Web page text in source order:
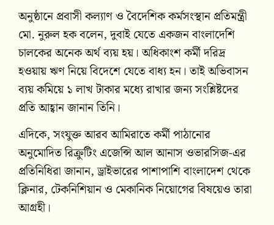
অনুষ্ঠানে প্রবাসী কল্যাণ ও বৈদেশিক কর্মসংস্থান প্রতিমন্ত্রী
মো. নুরুল হক বলেন, দুবাই যেতে একজন বাংলাদেশি
চালকের অনেক অর্থ ব্যয় হয়। অধিকাংশ কর্মী দরিদ্র
হওয়ায় ঋণ নিয়ে বিদেশে যেতে বাধ্য হন। তাই অভিবাসন
ব্যয় কমিয়ে ১ লাখ টাকার মধ্যে রাখার জন্য সংশ্লিষ্টদের
প্রতি আহ্বান জানান তিনি।
এদিকে, সংযুক্ত আরব আমিরাতে কর্মী পাঠানোর
অনুমোদিত রিক্রুটিং এজেন্সি আল আনাস ওভারসিজ-এর
প্রতিনিধিরা জানান, ড্রাইভারের পাশাপাশি বাংলাদেশ থেকে
ক্লিনার, টেকনিশিয়ান ও মেকানিক নিয়োগের বিষয়েও তারা
আগ্রহী।